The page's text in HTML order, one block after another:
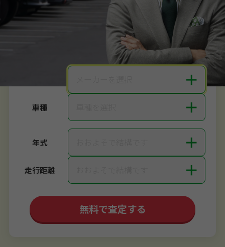
電話か出張か、高い方の査定を提案。カンタンWeb査定
ご依頼いただいたお車を丁寧に査定いたします
＋
車種 ＋
年式 ＋
走行距離 ＋
無料で査定する